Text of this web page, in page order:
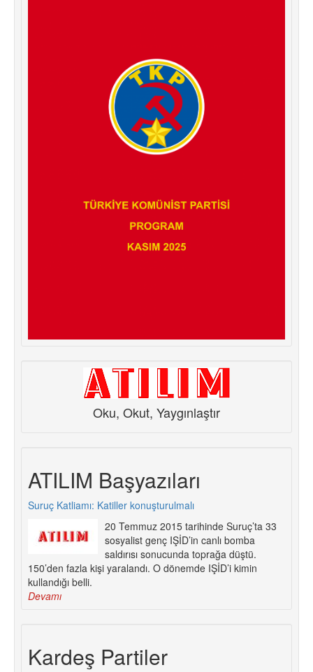
Oku, Okut, Yaygınlaştır
ATILIM Başyazıları
Suruç Katliamı: Katiller konuşturulmalı
20 Temmuz 2015 tarihinde Suruç’ta 33
sosyalist genç IŞİD’in canlı bomba
saldırısı sonucunda toprağa düştü.
150’den fazla kişi yaralandı. O dönemde IŞİD’i kimin
kullandığı belli.
Devamı
Kardeş Partiler